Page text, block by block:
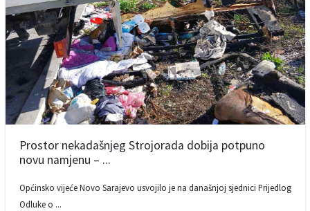
Prostor nekadašnjeg Strojorada dobija potpuno
novu namjenu – ...
Općinsko vijeće Novo Sarajevo usvojilo je na današnjoj sjednici Prijedlog
Odluke o ...